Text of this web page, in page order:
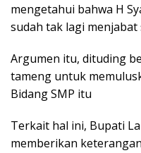
mengetahui bahwa H
sudah tak lagi
Argumen itu, dituding
tameng untuk
Bidang SMP itu
Terkait hal ini, Bupati
memberikan